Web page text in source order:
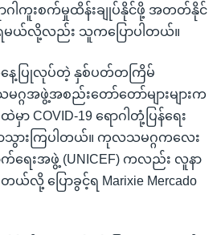
ဂါကူးစက်မှုထိန်းချုပ်နိုင်ဖို့ အတတ်နိုင်
မယ်လို့လည်း သူကပြောပါတယ်။
ကနေ့ပြုလုပ်တဲ့ နှစ်ပတ်တကြိမ်
ဂအဖွဲ့အစည်းတော်တော်များများက
ာ COVID-19 ရောဂါတုံ့ပြန်ရေး
သွားကြပါတယ်။ ကုလသမဂ္ဂကလေး
က်ရေးအဖွဲ့ (UNICEF) ကလည်း လူနာ
ပြောခွင့်ရ Marixie Mercado